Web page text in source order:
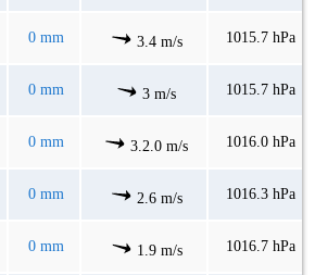
0 mm 3.4 m/s 1015.7 hPa
0 mm 3 m/s 1015.7 hPa
0 mm 3.2.0 m/s 1016.0 hPa
0 mm 2.6 m/s 1016.3 hPa
0 mm 1.9 m/s 1016.7 hPa